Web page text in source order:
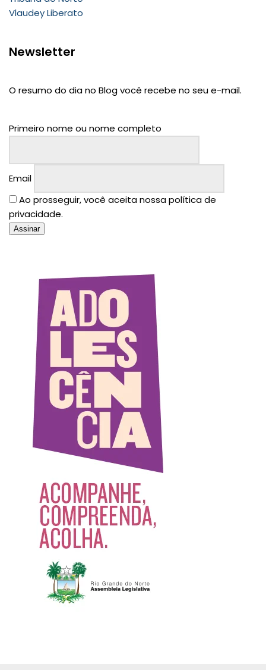
Vlaudey Liberato
Newsletter
O resumo do dia no Blog você recebe no seu e-mail.
Primeiro nome ou nome completo
Email
Ao prosseguir, você aceita nossa política de
privacidade.